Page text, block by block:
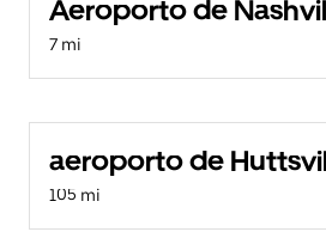
Aeroporto de
7 mi
aeroporto de
105 mi